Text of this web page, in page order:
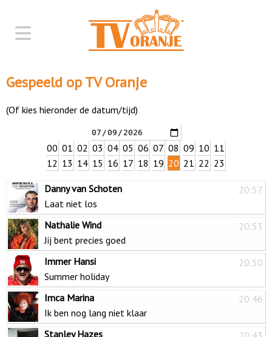
Gespeeld op TV Oranje
(Of kies hieronder de datum/tijd)
00 01 02 03 04 05 06 07 08 09 10 11
12 13 14 15 16 17 18 19 20 21 22 23
20:57
Danny van Schoten
Laat niet los
20:53
Nathalie Wind
Jij bent precies goed
20:50
Immer Hansi
Summer holiday
20:46
Imca Marina
Ik ben nog lang niet klaar
Stanley Hazes